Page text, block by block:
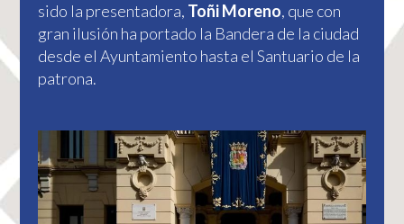
sido la presentadora, Toñi Moreno, que con
gran ilusión ha portado la Bandera de la ciudad
desde el Ayuntamiento hasta el Santuario de la
patrona.